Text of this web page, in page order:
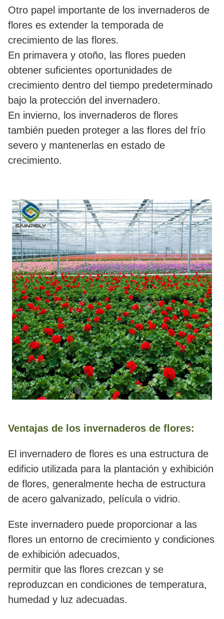
Otro papel importante de los invernaderos de
flores es extender la temporada de
crecimiento de las flores.
En primavera y otoño, las flores pueden
obtener suficientes oportunidades de
crecimiento dentro del tiempo predeterminado
bajo la protección del invernadero.
En invierno, los invernaderos de flores
también pueden proteger a las flores del frío
severo y mantenerlas en estado de
crecimiento.
Ventajas de los invernaderos de flores:
El invernadero de flores es una estructura de
edificio utilizada para la plantación y exhibición
de flores, generalmente hecha de estructura
de acero galvanizado, película o vidrio.
Este invernadero puede proporcionar a las
flores un entorno de crecimiento y condiciones
de exhibición adecuados,
permitir que las flores crezcan y se
reproduzcan en condiciones de temperatura,
humedad y luz adecuadas.